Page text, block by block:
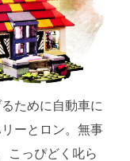
ために自動車に
ーとロン。無事
こっぴどく叱ら